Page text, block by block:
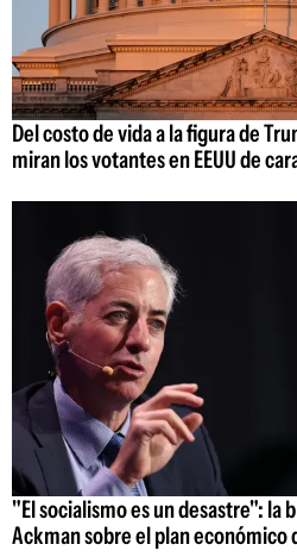
Del costo de vida a la figura de
miran los votantes en EEUU de
"El socialismo es un desastre": la
Ackman sobre el plan económico